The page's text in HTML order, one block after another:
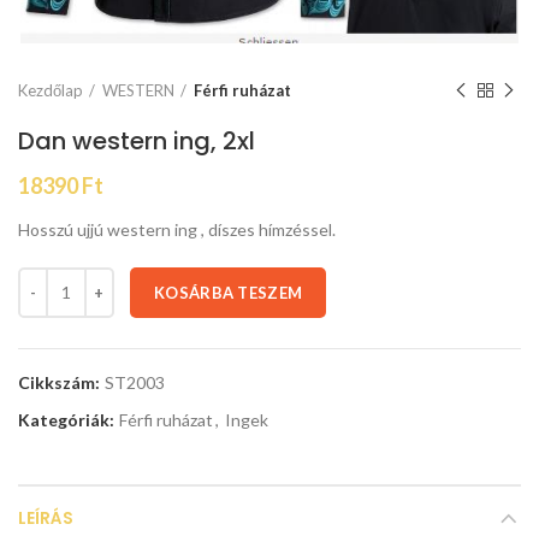
Kezdőlap WESTERN Férfi ruházat
Dan western ing, 2xl
18390Ft
Hosszú ujjú western ing , díszes hímzéssel.
KOSÁRBA TESZEM
Cikkszám: ST2003
Kategóriák: Férfi ruházat, Ingek
LEÍRÁS